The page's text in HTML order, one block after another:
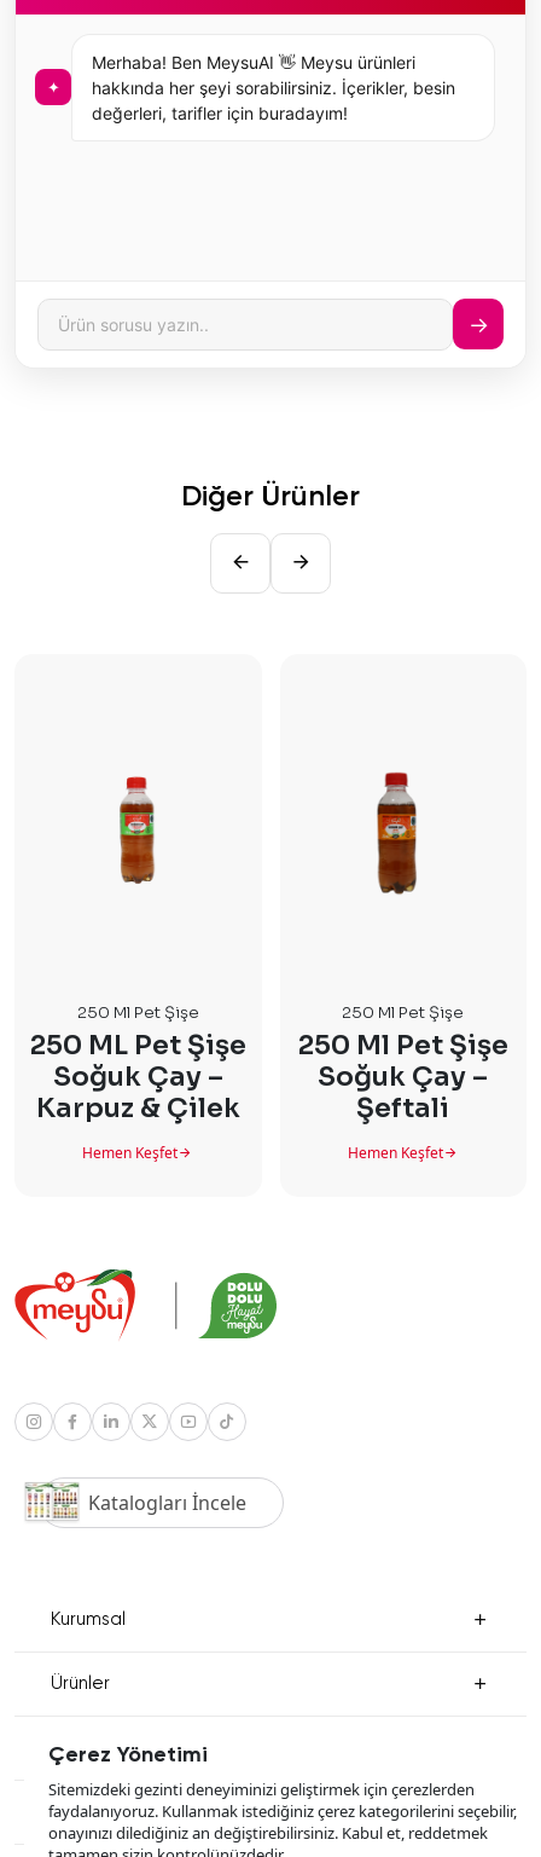
✦
Merhaba! Ben MeysuAI 👋 Meysu ürünleri
hakkında her şeyi sorabilirsiniz. İçerikler, besin
değerleri, tarifler için buradayım!
→
Diğer Ürünler
250 Ml Pet Şişe
250 ML Pet Şişe
Soğuk Çay –
Karpuz & Çilek
Hemen Keşfet
250 Ml Pet Şişe
250 Ml Pet Şişe
Soğuk Çay –
Şeftali
Hemen Keşfet
Katalogları İncele
Kurumsal
Ürünler
Medya
İletişim
Çerez Yönetimi
Sitemizdeki gezinti deneyiminizi geliştirmek için çerezlerden
faydalanıyoruz. Kullanmak istediğiniz çerez kategorilerini seçebilir,
onayınızı dilediğiniz an değiştirebilirsiniz. Kabul et, reddetmek